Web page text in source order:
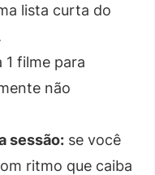
lista curta do
1 filme para
não
sessão: se você
ritmo que caiba